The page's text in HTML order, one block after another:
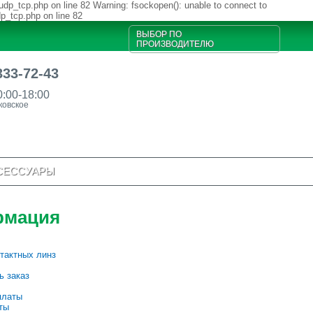
on line 82 Warning: fsockopen(): unable to connect to
on line 82
ВЫБОР ПО
ПРОИЗВОДИТЕЛЮ
72-43
18:00
линз
заказ